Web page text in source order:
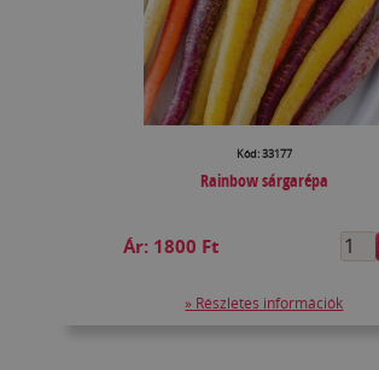
Kód: 33177
Rainbow sárgarépa
Ár: 1800 Ft
» Részletes információk